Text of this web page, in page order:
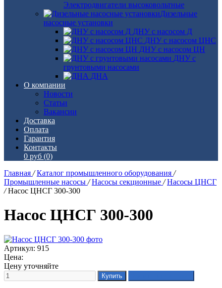
Электродвигатели высоковольтные
Дизельные
насосные установки
ДНУ с насосом Д
ДНУ с насосом ЦНС
ДНУ с насосом ЦН
ДНУ с
грунтовыми насосами
ДНА
О компании
Новости
Статьи
Вакансии
Доставка
Оплата
Гарантия
Контакты
0 руб (0)
Главная / Каталог промышленного оборудования /
Промышленные насосы / Насосы секционные / Насосы ЦНСГ
/ Насос ЦНСГ 300-300
Насос ЦНСГ 300-300
Артикул: 915
Цена:
Цену уточняйте